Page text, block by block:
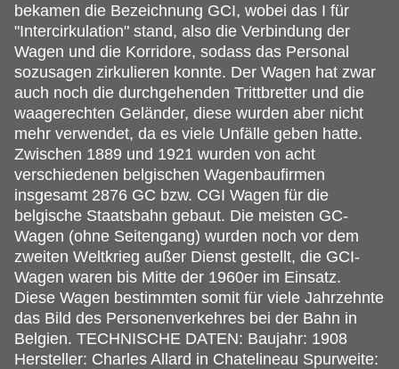
bekamen die Bezeichnung GCI, wobei das I für
"Intercirkulation" stand, also die Verbindung der
Wagen und die Korridore, sodass das Personal
sozusagen zirkulieren konnte. Der Wagen hat zwar
auch noch die durchgehenden Trittbretter und die
waagerechten Geländer, diese wurden aber nicht
mehr verwendet, da es viele Unfälle geben hatte.
Zwischen 1889 und 1921 wurden von acht
verschiedenen belgischen Wagenbaufirmen
insgesamt 2876 GC bzw. CGI Wagen für die
belgische Staatsbahn gebaut. Die meisten GC-
Wagen (ohne Seitengang) wurden noch vor dem
zweiten Weltkrieg außer Dienst gestellt, die GCI-
Wagen waren bis Mitte der 1960er im Einsatz.
Diese Wagen bestimmten somit für viele Jahrzehnte
das Bild des Personenverkehres bei der Bahn in
Belgien. TECHNISCHE DATEN: Baujahr: 1908
Hersteller: Charles Allard in Chatelineau Spurweite: